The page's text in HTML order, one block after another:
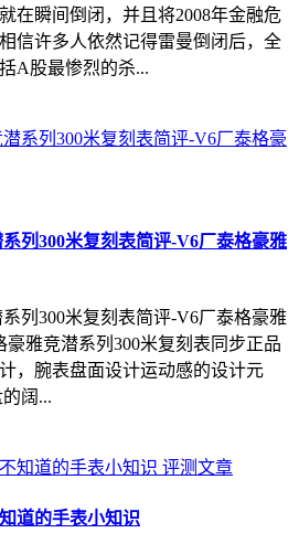
在瞬间倒闭，并且将2008年金融危
信许多人依然记得雷曼倒闭后，全
A股最惨烈的杀...
列300米复刻表简评-V6厂泰格豪雅
列300米复刻表简评-V6厂泰格豪雅
雅竞潜系列300米复刻表同步正品
，腕表盘面设计运动感的设计元
阔...
评测文章
道的手表小知识